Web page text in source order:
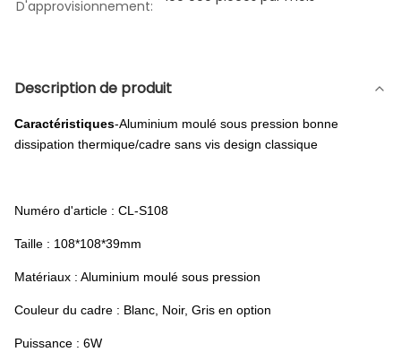
D'approvisionnement:
Description de produit
Caractéristiques-Aluminium moulé sous pression bonne
dissipation thermique/cadre sans vis design classique
Numéro d'article : CL-S108
Taille : 108*108*39mm
Matériaux : Aluminium moulé sous pression
Couleur du cadre : Blanc, Noir, Gris en option
Puissance : 6W